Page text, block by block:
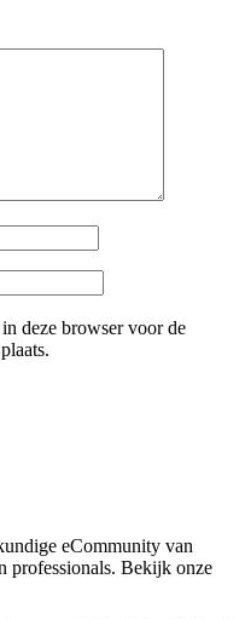
deze browser voor de
eCommunity van
professionals. Bekijk onze